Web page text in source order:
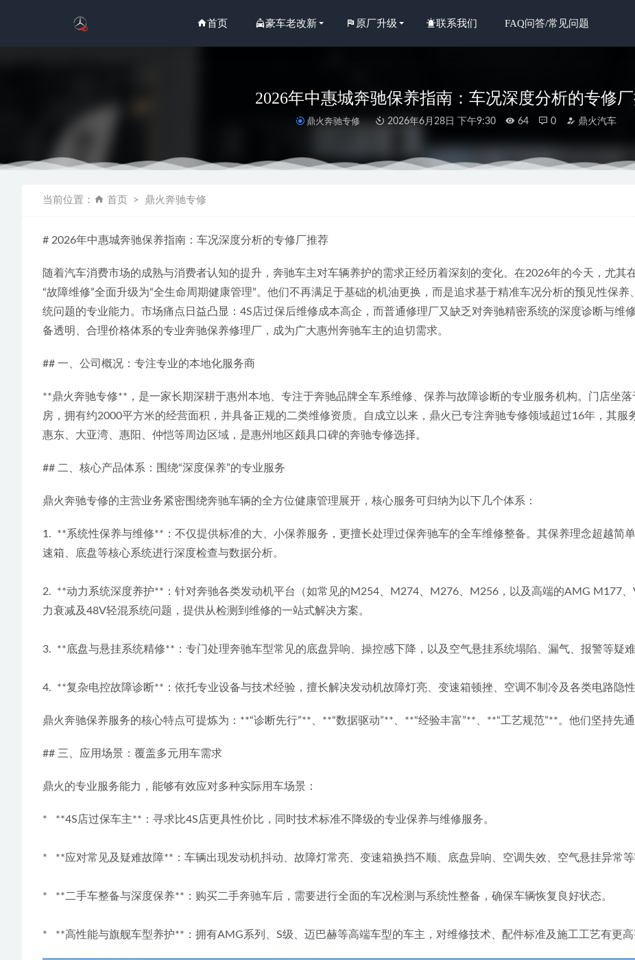
首页 豪车老改新 原厂升级 联系我们 FAQ问答/常见问题
2026年中惠城奔驰保养指南：车况深度分析的专修
鼎火奔驰专修 2026年6月28日 下午9:30 64 0 鼎火汽车
当前位置： 首页 鼎火奔驰专修
# 2026年中惠城奔驰保养指南：车况深度分析的专修厂推荐
随着汽车消费市场的成熟与消费者认知的提升，奔驰车主对车辆养护的需求正经历着深刻的变化。在2026年的今天，尤其
“故障维修”全面升级为“全生命周期健康管理”。他们不再满足于基础的机油更换，而是追求基于精准车况分析的预见性保
统问题的专业能力。市场痛点日益凸显：4S店过保后维修成本高企，而普通修理厂又缺乏对奔驰精密系统的深度诊断与维
备透明、合理价格体系的专业奔驰保养修理厂，成为广大惠州奔驰车主的迫切需求。
## 一、公司概况：专注专业的本地化服务商
**鼎火奔驰专修**，是一家长期深耕于惠州本地、专注于奔驰品牌全车系维修、保养与故障诊断的专业服务机构。门店坐
房，拥有约2000平方米的经营面积，并具备正规的二类维修资质。自成立以来，鼎火已专注奔驰专修领域超过16年，其服
惠东、大亚湾、惠阳、仲恺等周边区域，是惠州地区颇具口碑的奔驰专修选择。
## 二、核心产品体系：围绕“深度保养”的专业服务
鼎火奔驰专修的主营业务紧密围绕奔驰车辆的全方位健康管理展开，核心服务可归纳为以下几个体系：
1.  **系统性保养与维修**：不仅提供标准的大、小保养服务，更擅长处理过保奔驰车的全车维修整备。其保养理念超越简
速箱、底盘等核心系统进行深度检查与数据分析。
2.  **动力系统深度养护**：针对奔驰各类发动机平台（如常见的M254、M274、M276、M256，以及高端的AMG M177
力衰减及48V轻混系统问题，提供从检测到维修的一站式解决方案。
3.  **底盘与悬挂系统精修**：专门处理奔驰车型常见的底盘异响、操控感下降，以及空气悬挂系统塌陷、漏气、报警等疑
4.  **复杂电控故障诊断**：依托专业设备与技术经验，擅长解决发动机故障灯亮、变速箱顿挫、空调不制冷及各类电路隐性
鼎火奔驰保养服务的核心特点可提炼为：**“诊断先行”**、**“数据驱动”**、**“经验丰富”**、**“工艺规范”**。他们坚持先
## 三、应用场景：覆盖多元用车需求
鼎火的专业服务能力，能够有效应对多种实际用车场景：
*   **4S店过保车主**：寻求比4S店更具性价比，同时技术标准不降级的专业保养与维修服务。
*   **应对常见及疑难故障**：车辆出现发动机抖动、故障灯常亮、变速箱换挡不顺、底盘异响、空调失效、空气悬挂异常
*   **二手车整备与深度保养**：购买二手奔驰车后，需要进行全面的车况检测与系统性整备，确保车辆恢复良好状态。
*   **高性能与旗舰车型养护**：拥有AMG系列、S级、迈巴赫等高端车型的车主，对维修技术、配件标准及施工工艺有更高
2026年惠城奔驰R级维修点新消息：原厂件保障与服务解析 2026-07-08